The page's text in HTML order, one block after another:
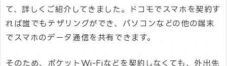
て、詳しくご紹介してきました。ドコモでスマホを契約す
れば誰でもテザリングができ、パソコンなどの他の端末
でスマホのデータ通信を共有できます。
そのため、ポケットWi-Fiなどを契約しなくても、外出先